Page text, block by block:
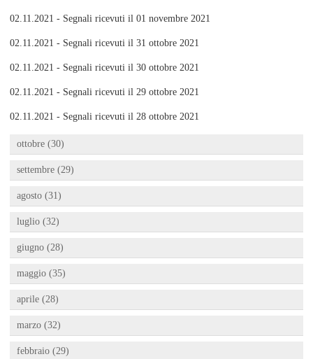
02.11.2021 - Segnali ricevuti il 01 novembre 2021
02.11.2021 - Segnali ricevuti il 31 ottobre 2021
02.11.2021 - Segnali ricevuti il 30 ottobre 2021
02.11.2021 - Segnali ricevuti il 29 ottobre 2021
02.11.2021 - Segnali ricevuti il 28 ottobre 2021
ottobre (30)
settembre (29)
agosto (31)
luglio (32)
giugno (28)
maggio (35)
aprile (28)
marzo (32)
febbraio (29)